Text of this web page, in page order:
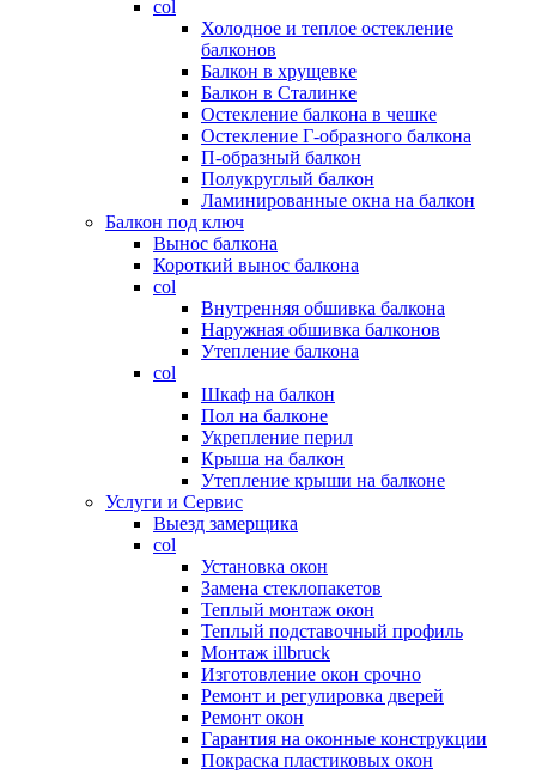
col
Холодное и теплое остекление
балконов
Балкон в хрущевке
Балкон в Сталинке
Остекление балкона в чешке
Остекление Г-образного балкона
П-образный балкон
Полукруглый балкон
Ламинированные окна на балкон
Балкон под ключ
Вынос балкона
Короткий вынос балкона
col
Внутренняя обшивка балкона
Наружная обшивка балконов
Утепление балкона
col
Шкаф на балкон
Пол на балконе
Укрепление перил
Крыша на балкон
Утепление крыши на балконе
Услуги и Сервис
Выезд замерщика
col
Установка окон
Замена стеклопакетов
Теплый монтаж окон
Теплый подставочный профиль
Монтаж illbruck
Изготовление окон срочно
Ремонт и регулировка дверей
Ремонт окон
Гарантия на оконные конструкции
Покраска пластиковых окон